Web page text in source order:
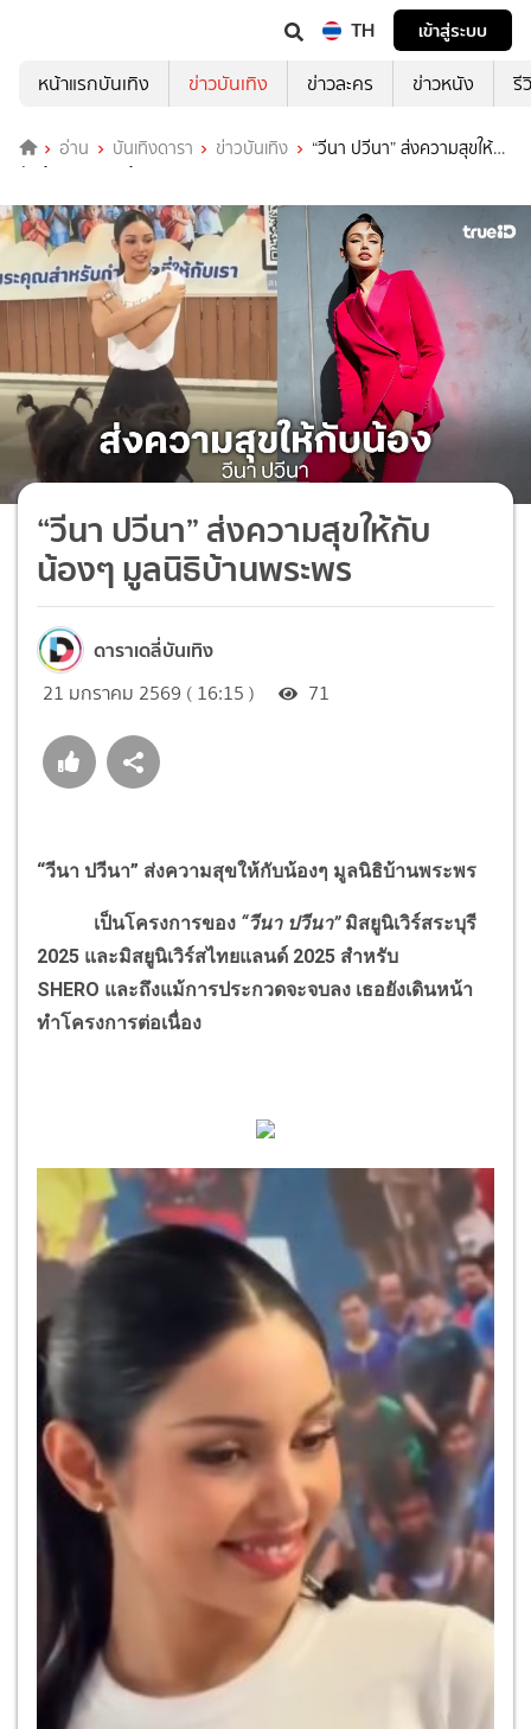
TH
เข้าสู่ระบบ
หน้าแรกบันเทิง
ข่าวบันเทิง ข่าวละคร ข่าวหนัง รี
อ่าน บันเทิงดารา ข่าวบันเทิง
“วีนา ปวีนา” ส่งความสุขให้
กับน้องๆ มูลนิธิบ้านพระพร
“วีนา ปวีนา” ส่งความสุขให้กับ
น้องๆ มูลนิธิบ้านพระพร
ดาราเดลี่บันเทิง
21 มกราคม 2569 ( 16:15 ) 71
“วีนา ปวีนา” ส่งความสุขให้กับน้องๆ มูลนิธิบ้านพระพร
เป็นโครงการของ “วีนา ปวีนา”มิสยูนิเวิร์สระบุรี
2025 และมิสยูนิเวิร์สไทยแลนด์ 2025 สำหรับ
SHERO และถึงแม้การประกวดจะจบลง เธอยังเดินหน้า
ทำโครงการต่อเนื่อง